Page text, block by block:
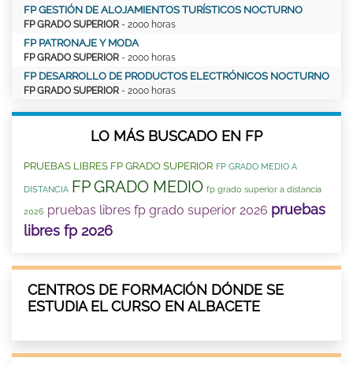
FP GESTIÓN DE ALOJAMIENTOS TURÍSTICOS NOCTURNO
FP GRADO SUPERIOR - 2000 horas
FP PATRONAJE Y MODA
FP GRADO SUPERIOR - 2000 horas
FP DESARROLLO DE PRODUCTOS ELECTRÓNICOS NOCTURNO
FP GRADO SUPERIOR - 2000 horas
LO MÁS BUSCADO EN FP
PRUEBAS LIBRES FP GRADO SUPERIOR FP GRADO MEDIO A
DISTANCIA FP GRADO MEDIO fp grado superior a distancia
2026 pruebas libres fp grado superior 2026 pruebas
libres fp 2026
CENTROS DE FORMACIÓN DÓNDE SE
ESTUDIA EL CURSO EN ALBACETE